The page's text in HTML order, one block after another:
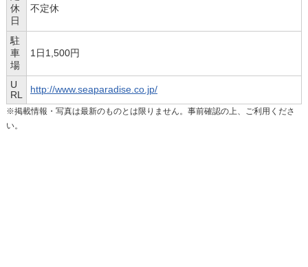
休
日
不定休
駐
車
場
1日1,500円
U
RL
http://www.seaparadise.co.jp/
※掲載情報・写真は最新のものとは限りません。事前確認の上、ご利用くださ
い。